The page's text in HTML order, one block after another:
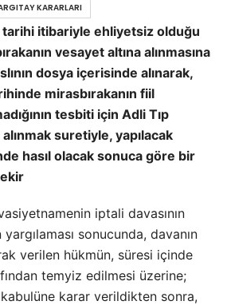
itibariyle ehliyetsiz olduğu
vesayet altına alınmasına
dosya içerisinde alınarak,
mirasbırakanın fiil
tesbiti için Adli Tıp
suretiyle, yapılacak
hasıl olacak sonuca göre bir
iptali davasının
sonucunda, davanın
verilen hükmün, süresi içinde
temyiz edilmesi üzerine;
karar verildikten sonra,
KARARLARI